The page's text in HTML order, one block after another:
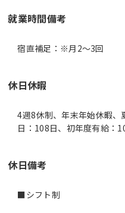
就業時間備考
休日休暇
4週8休制、年末年始休暇
日：108日、初年度有給：
休日備考
■シフト制